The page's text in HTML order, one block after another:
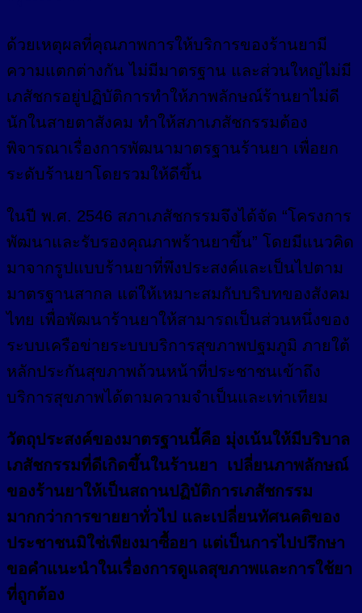
ด้วยเหตุผลที่คุณภาพการให้บริการของร้านยามี
ความแตกต่างกัน ไม่มีมาตรฐาน และส่วนใหญ่ไม่มี
เภสัชกรอยู่ปฏิบัติการทำให้ภาพลักษณ์ร้านยาไม่ดี
นักในสายตาสังคม ทำให้สภาเภสัชกรรมต้อง
พิจารณาเรื่องการพัฒนามาตรฐานร้านยา เพื่อยก
ระดับร้านยาโดยรวมให้ดีขึ้น
ในปี พ.ศ. 2546 สภาเภสัชกรรมจึงได้จัด “โครงการ
พัฒนาและรับรองคุณภาพร้านยาขึ้น” โดยมีแนวคิด
มาจากรูปแบบร้านยาที่พึงประสงค์และเป็นไปตาม
มาตรฐานสากล แต่ให้เหมาะสมกับบริบทของสังคม
ไทย เพื่อพัฒนาร้านยาให้สามารถเป็นส่วนหนึ่งของ
ระบบเครือข่ายระบบบริการสุขภาพปฐมภูมิ ภายใต้
หลักประกันสุขภาพถ้วนหน้าที่ประชาชนเข้าถึง
บริการสุขภาพได้ตามความจำเป็นและเท่าเทียม
วัตถุประสงค์ของมาตรฐานนี้คือ มุ่งเน้นให้มีบริบาล
เภสัชกรรมที่ดีเกิดขึ้นในร้านยา เปลี่ยนภาพลักษณ์
ของร้านยาให้เป็นสถานปฏิบัติการเภสัชกรรม
มากกว่าการขายยาทั่วไป และเปลี่ยนทัศนคติของ
ประชาชนมิใช่เพียงมาซื้อยา แต่เป็นการไปปรึกษา
ขอคำแนะนำในเรื่องการดูแลสุขภาพและการใช้ยา
ที่ถูกต้อง